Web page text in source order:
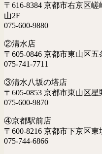
〒616-8384 京都市右京区
山2F
075-600-9880
②清水店
〒605-0846 京都市東山区五
075-741-7711
③清水八坂の塔店
〒605-0853 京都市東山区星
075-600-9870
④京都駅前店
〒600-8216 京都市下京区
075-744-6866